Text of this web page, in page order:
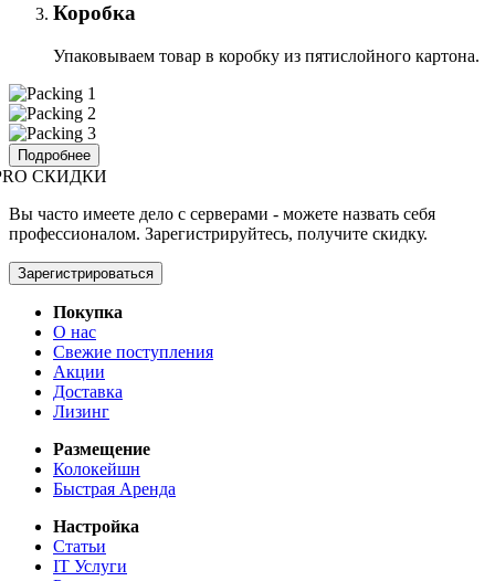
Коробка
Упаковываем товар в коробку из пятислойного картона.
Подробнее
СКИДКИ
Вы часто имеете дело с серверами - можете назвать себя
профессионалом. Зарегистрируйтесь, получите скидку.
Зарегистрироваться
Покупка
О нас
Свежие поступления
Акции
Доставка
Лизинг
Размещение
Колокейшн
Быстрая Аренда
Настройка
Статьи
IT Услуги